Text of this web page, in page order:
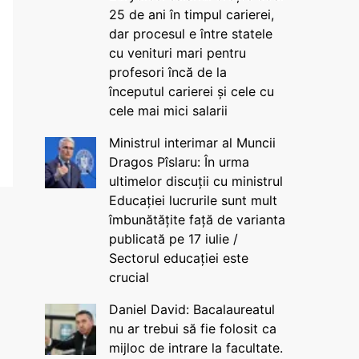
25 de ani în timpul carierei,
dar procesul e între statele
cu venituri mari pentru
profesori încă de la
începutul carierei și cele cu
cele mai mici salarii
Ministrul interimar al Muncii
Dragos Pîslaru: În urma
ultimelor discuții cu ministrul
Educației lucrurile sunt mult
îmbunătățite față de varianta
publicată pe 17 iulie /
Sectorul educației este
crucial
Daniel David: Bacalaureatul
nu ar trebui să fie folosit ca
mijloc de intrare la facultate.